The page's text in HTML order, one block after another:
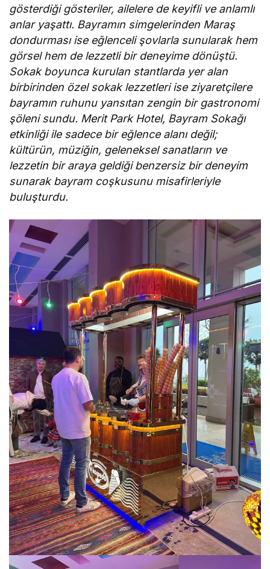
gösterdiği gösteriler, ailelere de keyifli ve anlamlı
anlar yaşattı. Bayramın simgelerinden Maraş
dondurması ise eğlenceli şovlarla sunularak hem
görsel hem de lezzetli bir deneyime dönüştü.
Sokak boyunca kurulan stantlarda yer alan
birbirinden özel sokak lezzetleri ise ziyaretçilere
bayramın ruhunu yansıtan zengin bir gastronomi
şöleni sundu. Merit Park Hotel, Bayram Sokağı
etkinliği ile sadece bir eğlence alanı değil;
kültürün, müziğin, geleneksel sanatların ve
lezzetin bir araya geldiği benzersiz bir deneyim
sunarak bayram coşkusunu misafirleriyle
buluşturdu.